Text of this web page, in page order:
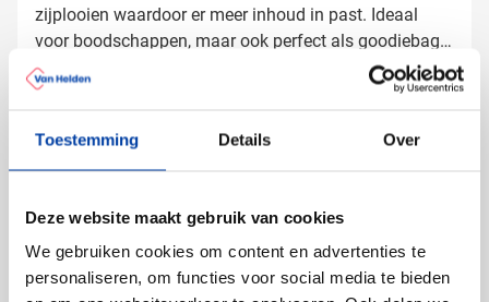
Toestemming Details Over
Deze website maakt gebruik van cookies
We gebruiken cookies om content en advertenties te
personaliseren, om functies voor social media te bieden
zijplooien waardoor er meer inhoud in past. Ideaal
voor boodschappen, maar ook perfect als goodiebag
bij evenementen of als tas om promotiemateriaal in
mee te geven.
Boodschappentassen laten
bedrukken met logo
Bij Van Helden Relatiegeschenken bedrukken we jouw
Met je bedrijfslogo in één of meer kleuren
Met een tekst of slogan
Met een afbeelding die past bij jouw merk